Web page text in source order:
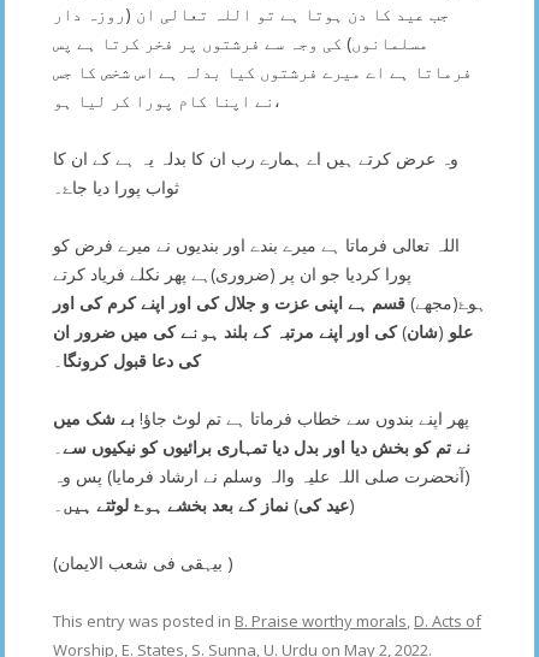
جب عید کا دن ہوتا ہے تو اللہ تعالی ان (روزہ دار
مسلمانوں) کی وجہ سے فرشتوں پر فخر کرتا ہے پس
فرماتا ہے اے میرے فرشتوں کیا بدلہ ہے اس شخص کا جس
نے اپنا کام پورا کر لیا ہو،
وہ عرض کرتے ہیں اے ہمارے رب ان کا بدلہ یہ ہے کے ان کا
ثواب پورا دیا جاۓ۔
اللہ تعالی فرماتا ہے میرے بندے اور بندیوں نے میرے فرض کو
پورا کردیا جو ان پر (ضروری)ہے پھر نکلے فریاد کرتے
ہوۓ(مجھے) قسم ہے اپنی عزت و جلال کی اور اپنے کرم کی اور
علو (شان)کی اور اپنے مرتبہ کے بلند ہونے کی میں ضرور ان
کی دعا قبول کرونگا
پھر اپنے بندوں سے خطاب فرماتا ہے تم لوٹ جاؤ! بے شک میں
نے تم کو بخش دیا اور بدل دیا تمہاری برائیوں کو نیکیوں سے
(آنحضرت صلی اللہ علیہ والہ وسلم نے ارشاد فرمایا) پس وہ
(عید کی) نماز کے بعد بخشے ہوۓ لوٹتے ہیں
(بیہقی فی شعب الایمان )
This entry was posted in B. Praise worthy morals D. Acts of
Worship E. States S. Sunna U. Urdu on May 2, 2022.